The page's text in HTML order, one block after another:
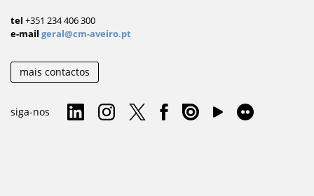
tel +351 234 406 300
e-mail geral@cm-aveiro.pt
mais contactos
siga-nos